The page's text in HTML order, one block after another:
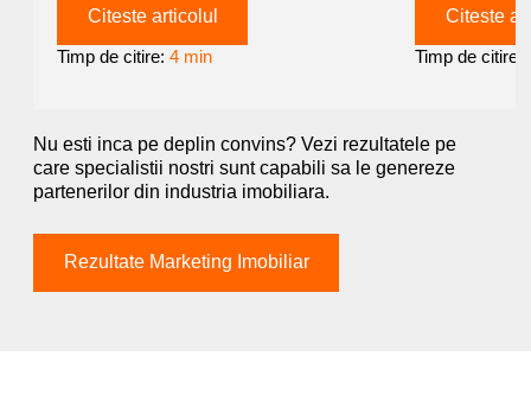
Citeste articolul
Timp de citire:4 min
Citeste
Timp de citire:
Nu esti inca pe deplin convins? Vezi rezultatele pe
care specialistii nostri sunt capabili sa le genereze
partenerilor din industria imobiliara.
Rezultate Marketing Imobiliar